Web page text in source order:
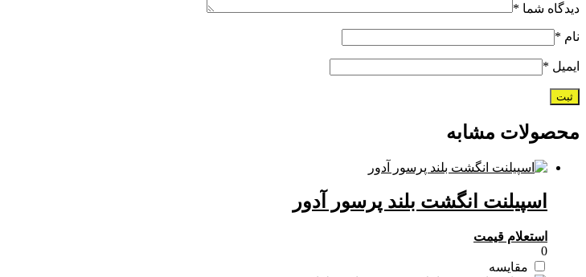
دیدگاه شما *
نام *
ایمیل *
محصولات مشابه
اسپیلنت انگشت بلند پرسور آدور
استعلام قیمت
0
مقایسه